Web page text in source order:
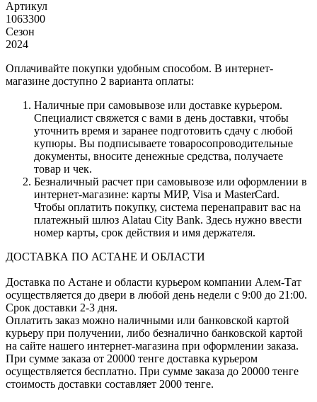
Артикул
1063300
Сезон
2024
Оплачивайте покупки удобным способом. В интернет-
магазине доступно 2 варианта оплаты:
Наличные при самовывозе или доставке курьером.
Специалист свяжется с вами в день доставки, чтобы
уточнить время и заранее подготовить сдачу с любой
купюры. Вы подписываете товаросопроводительные
документы, вносите денежные средства, получаете
товар и чек.
Безналичный расчет при самовывозе или оформлении в
интернет-магазине: карты МИР, Visa и MasterCard.
Чтобы оплатить покупку, система перенаправит вас на
платежный шлюз Alatau City Bank. Здесь нужно ввести
номер карты, срок действия и имя держателя.
ДОСТАВКА ПО АСТАНЕ И ОБЛАСТИ
Доставка по Астане и области курьером компании Алем-Тат
осуществляется до двери в любой день недели с 9:00 до 21:00.
Срок доставки 2-3 дня.
Оплатить заказ можно наличными или банковской картой
курьеру при получении, либо безналично банковской картой
на сайте нашего интернет-магазина при оформлении заказа.
При сумме заказа от 20000 тенге доставка курьером
осуществляется бесплатно. При сумме заказа до 20000 тенге
стоимость доставки составляет 2000 тенге.